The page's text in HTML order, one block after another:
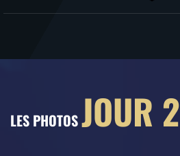
LES PHOTOSJOUR 2